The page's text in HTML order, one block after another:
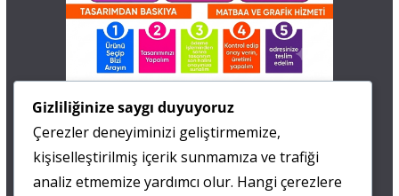
0 505 677 40 87
Fatma MARMARA
Gizliliğinize saygı duyuyoruz
Çerezler deneyiminizi geliştirmemize,
kişiselleştirilmiş içerik sunmamıza ve trafiği
analiz etmemize yardımcı olur. Hangi çerezlere